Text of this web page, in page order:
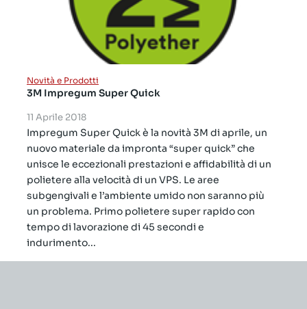
Novità e Prodotti
3M Impregum Super Quick
11 Aprile 2018
Impregum Super Quick è la novità 3M di aprile, un
nuovo materiale da impronta “super quick” che
unisce le eccezionali prestazioni e affidabilità di un
polietere alla velocità di un VPS. Le aree
subgengivali e l’ambiente umido non saranno più
un problema. Primo polietere super rapido con
tempo di lavorazione di 45 secondi e
indurimento...